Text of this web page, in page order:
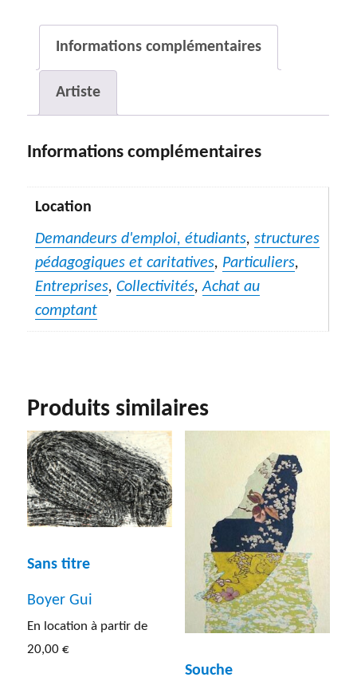
Informations complémentaires
Artiste
Informations complémentaires
Location
Demandeurs d'emploi, étudiants,structures
pédagogiques et caritatives, Particuliers,
Entreprises,Collectivités,Achat au
comptant
Produits similaires
Sans titre
Boyer Gui
En location à partir de
20,00€
Souche